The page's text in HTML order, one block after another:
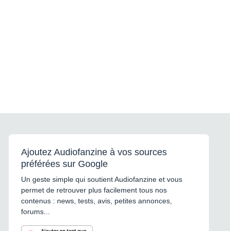
Ajoutez Audiofanzine à vos sources
préférées sur Google
Un geste simple qui soutient Audiofanzine et vous
permet de retrouver plus facilement tous nos
contenus : news, tests, avis, petites annonces,
forums...